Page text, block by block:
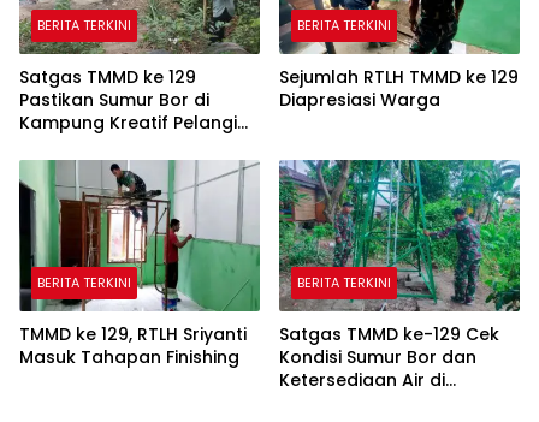
BERITA TERKINI
Satgas TMMD ke 129
Pastikan Sumur Bor di
Kampung Kreatif Pelangi
BERITA TERKINI
Sejumlah RTLH TMMD ke 129
Diapresiasi Warga
BERITA TERKINI
TMMD ke 129, RTLH Sriyanti
Masuk Tahapan Finishing
BERITA TERKINI
Satgas TMMD ke-129 Cek
Kondisi Sumur Bor dan
Ketersediaan Air di